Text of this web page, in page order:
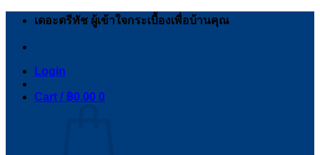
Skip
เดอะตรีทัช ผู้เข้าใจกระเบื้องเพื่อบ้านคุณ
Login
Cart / ฿0.00 0